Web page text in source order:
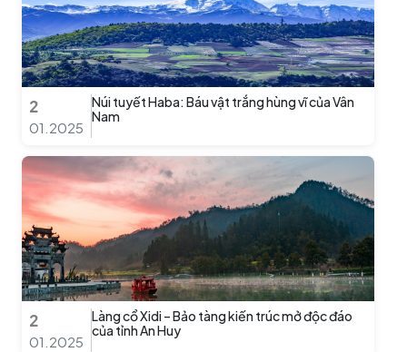
2
01.2025
Núi tuyết Haba: Báu vật trắng hùng vĩ của Vân
Nam
2
01.2025
Làng cổ Xidi – Bảo tàng kiến trúc mở độc đáo
của tỉnh An Huy